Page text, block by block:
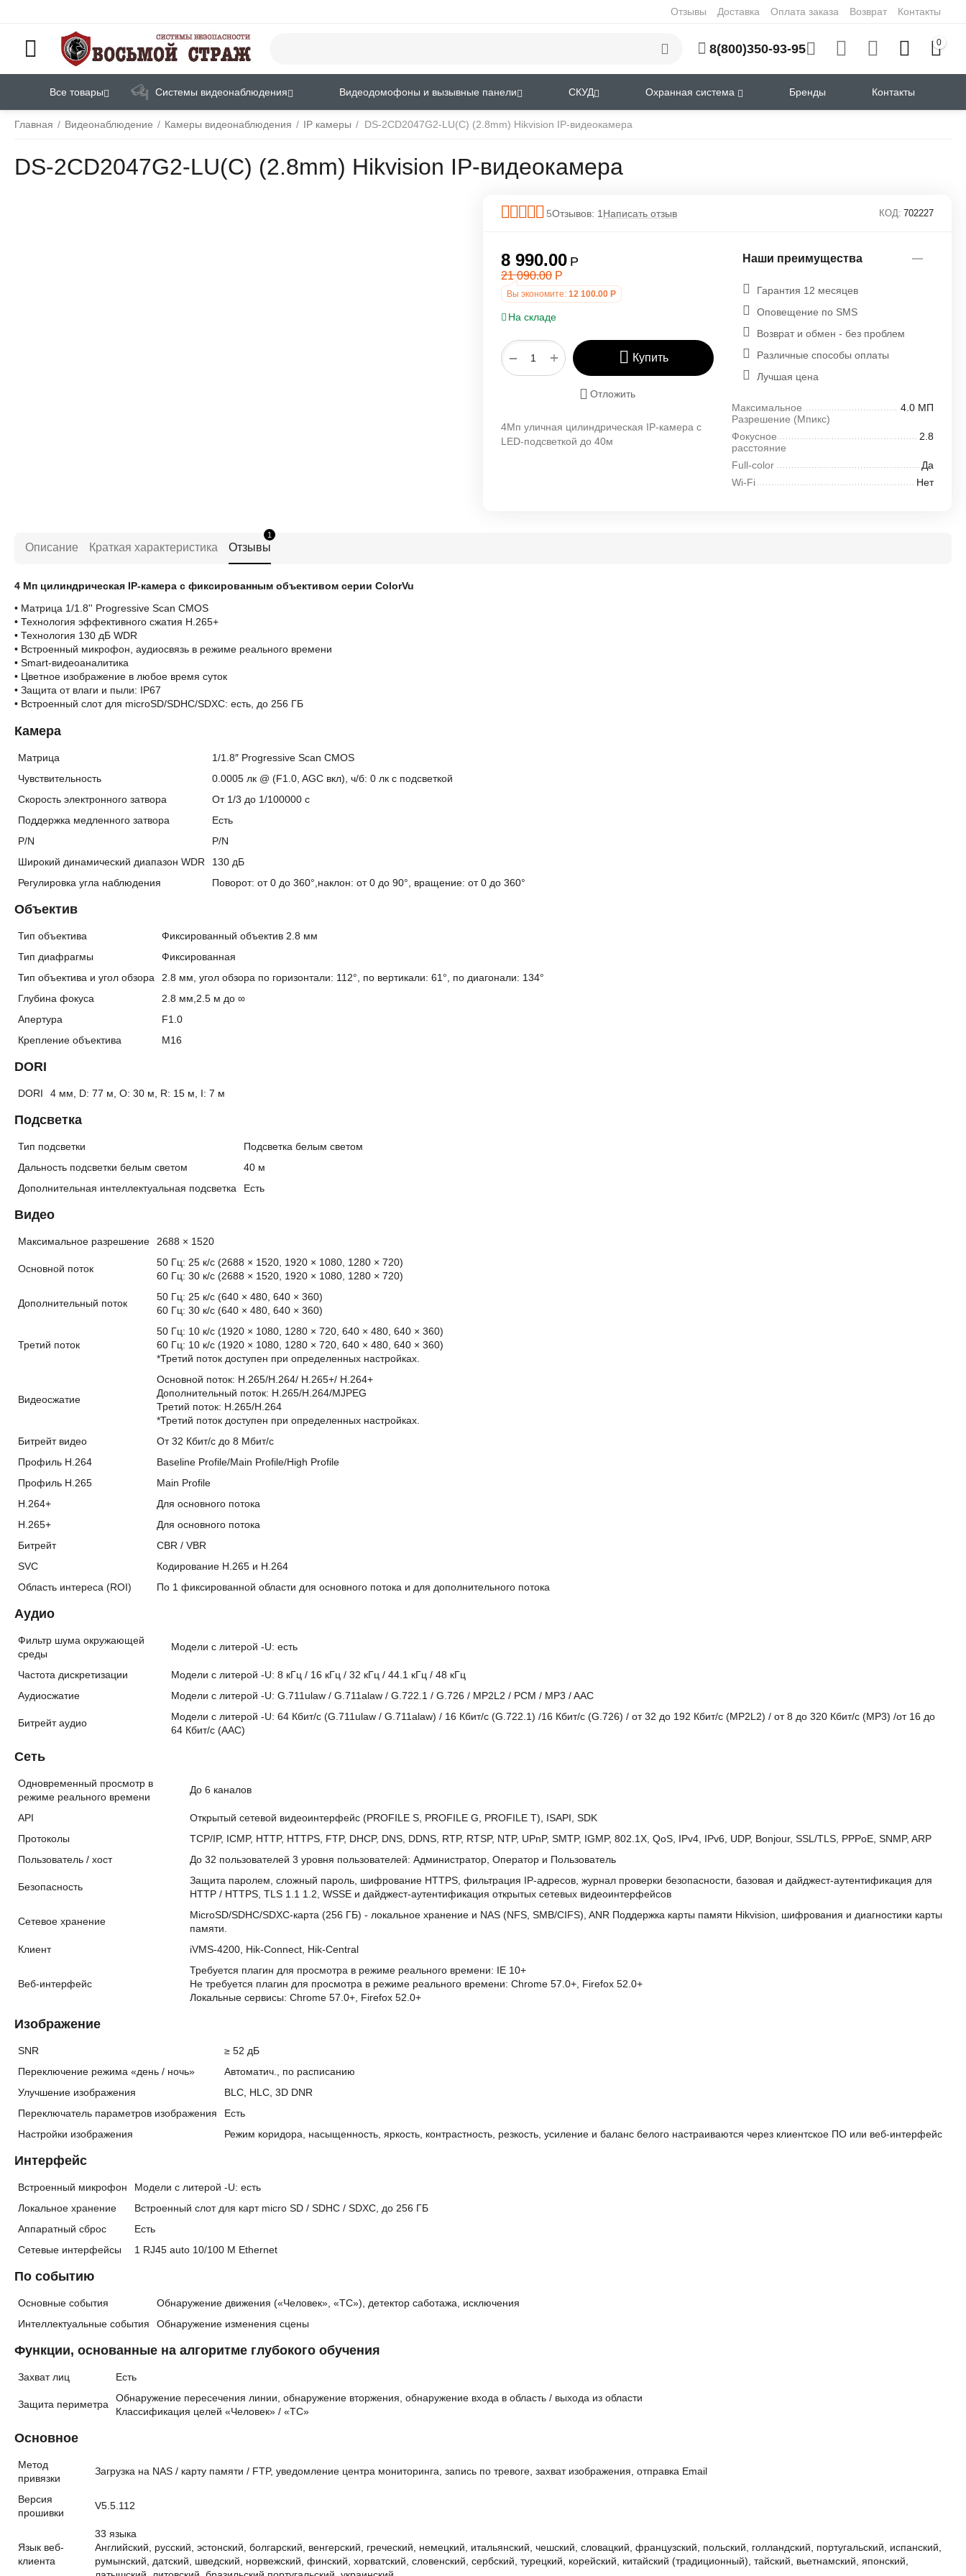
Отзывы Доставка Оплата заказа Возврат Контакты
8(800)350-93-95 0
Все товары Системы видеонаблюдения Видеодомофоны и вызывные панели СКУД Охранная система Бренды Контакты
Главная / Видеонаблюдение / Камеры видеонаблюдения / IP камеры / DS-2CD2047G2-LU(C) (2.8mm) Hikvision IP-видеокамера
DS-2CD2047G2-LU(C) (2.8mm) Hikvision IP-видеокамера
5Отзывов: 1 Написать отзыв КОД: 702227
8 990.00 Р
21 090.00 Р
Вы экономите: 12 100.00 Р
На складе
+
− Купить
Отложить
4Мп уличная цилиндрическая IP-камера с
LED-подсветкой до 40м
Наши преимущества
Гарантия 12 месяцев
Оповещение по SMS
Возврат и обмен - без проблем
Различные способы оплаты
Лучшая цена
Максимальное
Разрешение (Mпикс)
4.0 МП
Фокусное
расстояние
2.8
Full-color
Да
Wi-Fi
Нет
Описание Краткая характеристика Отзывы
1
4 Мп цилиндрическая IP-камера с фиксированным объективом серии ColorVu
• Матрица 1/1.8'' Progressive Scan CMOS
• Технология эффективного сжатия H.265+
• Технология 130 дБ WDR
• Встроенный микрофон, аудиосвязь в режиме реального времени
• Smart-видеоаналитика
• Цветное изображение в любое время суток
• Защита от влаги и пыли: IP67
• Встроенный слот для microSD/SDHC/SDXC: есть, до 256 ГБ
Камера
Матрица
1/1.8″ Progressive Scan CMOS
Чувствительность
0.0005 лк @ (F1.0, AGC вкл), ч/б: 0 лк с подсветкой
Скорость электронного затвора
От 1/3 до 1/100000 с
Поддержка медленного затвора
Есть
P/N
P/N
Широкий динамический диапазон WDR
130 дБ
Регулировка угла наблюдения
Поворот: от 0 до 360°,наклон: от 0 до 90°, вращение: от 0 до 360°
Объектив
Тип объектива
Фиксированный объектив 2.8 мм
Тип диафрагмы
Фиксированная
Тип объектива и угол обзора
2.8 мм, угол обзора по горизонтали: 112°, по вертикали: 61°, по диагонали: 134°
Глубина фокуса
2.8 мм,2.5 м до ∞
Апертура
F1.0
Крепление объектива
М16
DORI
DORI 4 мм, D: 77 м, O: 30 м, R: 15 м, I: 7 м
Подсветка
Тип подсветки
Подсветка белым светом
Дальность подсветки белым светом
40 м
Дополнительная интеллектуальная подсветка
Есть
Видео
Максимальное разрешение 2688 × 1520
Основной поток
50 Гц: 25 к/с (2688 × 1520, 1920 × 1080, 1280 × 720)
60 Гц: 30 к/с (2688 × 1520, 1920 × 1080, 1280 × 720)
Дополнительный поток
50 Гц: 25 к/с (640 × 480, 640 × 360)
60 Гц: 30 к/с (640 × 480, 640 × 360)
Третий поток
50 Гц: 10 к/с (1920 × 1080, 1280 × 720, 640 × 480, 640 × 360)
60 Гц: 10 к/с (1920 × 1080, 1280 × 720, 640 × 480, 640 × 360)
*Третий поток доступен при определенных настройках.
Видеосжатие
Основной поток: H.265/H.264/ H.265+/ H.264+
Дополнительный поток: H.265/H.264/MJPEG
Третий поток: H.265/H.264
*Третий поток доступен при определенных настройках.
Битрейт видео
От 32 Кбит/с до 8 Мбит/с
Профиль H.264
Baseline Profile/Main Profile/High Profile
Профиль H.265
Main Profile
H.264+
Для основного потока
H.265+
Для основного потока
Битрейт
CBR / VBR
SVC
Кодирование H.265 и H.264
Область интереса (ROI)
По 1 фиксированной области для основного потока и для дополнительного потока
Аудио
Фильтр шума окружающей
среды
Модели с литерой -U: есть
Частота дискретизации
Модели с литерой -U: 8 кГц / 16 кГц / 32 кГц / 44.1 кГц / 48 кГц
Аудиосжатие
Модели с литерой -U: G.711ulaw / G.711alaw / G.722.1 / G.726 / MP2L2 / PCM / MP3 / AAC
Битрейт аудио
Модели с литерой -U: 64 Кбит/с (G.711ulaw / G.711alaw) / 16 Кбит/с (G.722.1) /16 Кбит/с (G.726) / от 32 до 192 Кбит/с (MP2L2) / от 8 до 320 Кбит/с (MP3) /от 16 до
64 Кбит/с (AAC)
Сеть
Одновременный просмотр в
режиме реального времени
До 6 каналов
API
Открытый сетевой видеоинтерфейс (PROFILE S, PROFILE G, PROFILE T), ISAPI, SDK
Протоколы
TCP/IP, ICMP, HTTP, HTTPS, FTP, DHCP, DNS, DDNS, RTP, RTSP, NTP, UPnP, SMTP, IGMP, 802.1X, QoS, IPv4, IPv6, UDP, Bonjour, SSL/TLS, PPPoE, SNMP, ARP
Пользователь / хост
До 32 пользователей 3 уровня пользователей: Администратор, Оператор и Пользователь
Безопасность
Защита паролем, сложный пароль, шифрование HTTPS, фильтрация IP-адресов, журнал проверки безопасности, базовая и дайджест-аутентификация для
HTTP / HTTPS, TLS 1.1 1.2, WSSE и дайджест-аутентификация открытых сетевых видеоинтерфейсов
Сетевое хранение
MicroSD/SDHC/SDXC-карта (256 ГБ) - локальное хранение и NAS (NFS, SMB/CIFS), ANR Поддержка карты памяти Hikvision, шифрования и диагностики карты
памяти.
Клиент
iVMS-4200, Hik-Connect, Hik-Central
Веб-интерфейс
Требуется плагин для просмотра в режиме реального времени: IE 10+
Не требуется плагин для просмотра в режиме реального времени: Chrome 57.0+, Firefox 52.0+
Локальные сервисы: Chrome 57.0+, Firefox 52.0+
Изображение
SNR
≥ 52 дБ
Переключение режима «день / ночь»
Автоматич., по расписанию
Улучшение изображения
BLC, HLC, 3D DNR
Переключатель параметров изображения
Есть
Настройки изображения
Режим коридора, насыщенность, яркость, контрастность, резкость, усиление и баланс белого настраиваются через клиентское ПО или веб-интерфейс
Интерфейс
Встроенный микрофон
Модели с литерой -U: есть
Локальное хранение
Встроенный слот для карт micro SD / SDHC / SDXC, до 256 ГБ
Аппаратный сброс
Есть
Сетевые интерфейсы
1 RJ45 auto 10/100 М Ethernet
По событию
Основные события
Обнаружение движения («Человек», «ТС»), детектор саботажа, исключения
Интеллектуальные события
Обнаружение изменения сцены
Функции, основанные на алгоритме глубокого обучения
Захват лиц Есть
Защита периметра
Обнаружение пересечения линии, обнаружение вторжения, обнаружение входа в область / выхода из области
Классификация целей «Человек» / «ТС»
Основное
Метод
привязки
Загрузка на NAS / карту памяти / FTP, уведомление центра мониторинга, запись по тревоге, захват изображения, отправка Email
Версия
прошивки
V5.5.112
Язык веб-
клиента
33 языка
Английский, русский, эстонский, болгарский, венгерский, греческий, немецкий, итальянский, чешский, словацкий, французский, польский, голландский, португальский, испанский,
румынский, датский, шведский, норвежский, финский, хорватский, словенский, сербский, турецкий, корейский, китайский (традиционный), тайский, вьетнамский, японский,